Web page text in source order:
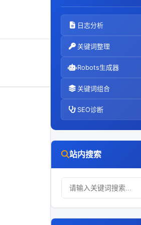
日志分析
关键词整理
Robots生成器
关键词组合
SEO诊断
站内搜索